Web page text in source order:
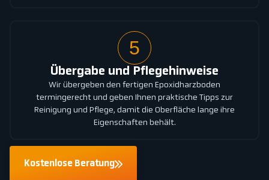
5
Übergabe und Pflegehinweise
Wir übergeben den fertigen Epoxidharzboden
termingerecht und geben Ihnen praktische Tipps zur
Reinigung und Pflege, damit die Oberfläche lange ihre
Eigenschaften behält.
Kostenlose Beratung